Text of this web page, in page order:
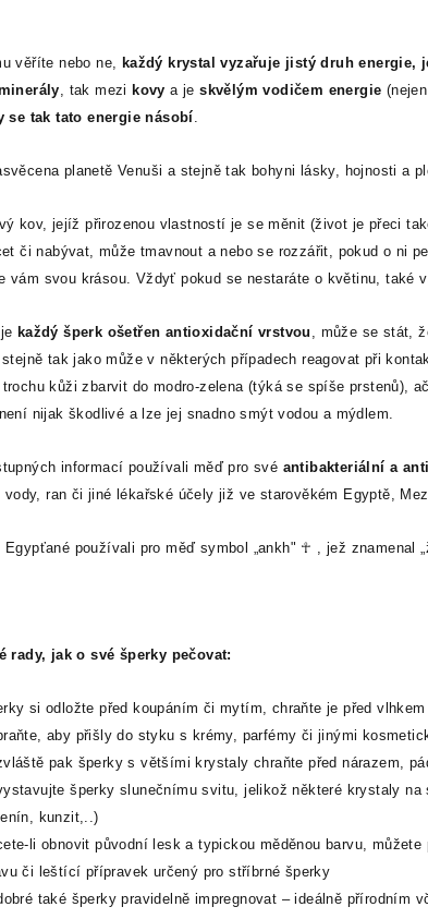
věříte nebo ne, každý krystal vyzařuje jistý druh energie,
, tak mezi kovy a jeskvělým vodičem energie
se tak tato energie násobí.
planetě Venuši a stejně tak bohyni lásky, hojnosti a
kov, jejíž přirozenou vlastností je se měnit (život je přeci
či nabývat, může tmavnout a nebo se rozzářit, pokud o ni
vám svou krásou. Vždyť pokud se nestaráte o květinu, také
každý šperk ošetřen antioxidační vrstvou , může se stát,
tak jako může v některých případech reagovat při
kůži zbarvit do modro-zelena (týká se spíše prstenů),
nijak škodlivé a lze jej snadno smýt vodou a mýdlem.
informací používali měď pro své antibakteriální a
ran či jiné lékařské účely již ve starověkém Egyptě,
Egypťané používali pro měď symbol „ankh" ☥ , jež znamenal
rady, jak o své šperky pečovat:
si odložte před koupáním či mytím, chraňte je před vlhkem
aby přišly do styku s krémy, parfémy či jinými
pak šperky s většími krystaly chraňte před nárazem,
šperky slunečnímu svitu, jelikož některé krystaly na
kunzit,..)
li obnovit původní lesk a typickou měděnou barvu,
či leštící přípravek určený pro stříbrné šperky
také šperky pravidelně impregnovat – ideálně přírodním